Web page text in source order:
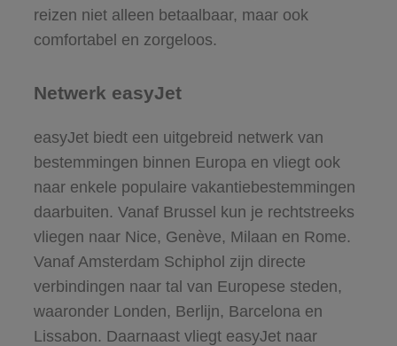
reizen niet alleen betaalbaar, maar ook
comfortabel en zorgeloos.
Netwerk easyJet
easyJet biedt een uitgebreid netwerk van
bestemmingen binnen Europa en vliegt ook
naar enkele populaire vakantiebestemmingen
daarbuiten. Vanaf Brussel kun je rechtstreeks
vliegen naar Nice, Genève, Milaan en Rome.
Vanaf Amsterdam Schiphol zijn directe
verbindingen naar tal van Europese steden,
waaronder Londen, Berlijn, Barcelona en
Lissabon. Daarnaast vliegt easyJet naar